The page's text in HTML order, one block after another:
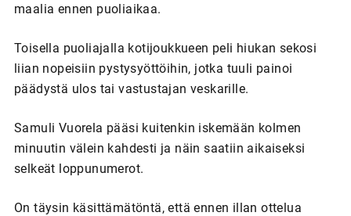
maalia ennen puoliaikaa.
Toisella puoliajalla kotijoukkueen peli hiukan sekosi
liian nopeisiin pystysyöttöihin, jotka tuuli painoi
päädystä ulos tai vastustajan veskarille.
Samuli Vuorela pääsi kuitenkin iskemään kolmen
minuutin välein kahdesti ja näin saatiin aikaiseksi
selkeät loppunumerot.
On täysin käsittämätöntä, että ennen illan ottelua